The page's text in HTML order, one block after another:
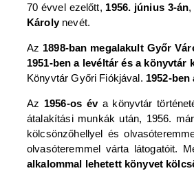
70 évvel ezelőtt, 1956. június 3-án,
Károlynevét.
Az 1898-ban megalakult Győr
1951-ben a levéltár és a könyvtár
Könyvtár Győri Fiókjával. 1952-
Az 1956-os éva könyvtár
átalakítási munkák után, 1956.
kölcsönzőhellyel és
olvasóteremmel várta látogatóit.
alkalommal lehetett könyvet